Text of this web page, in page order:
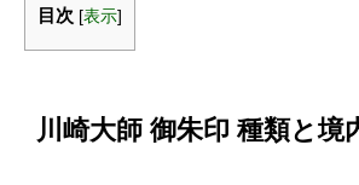
目次 [表示]
川崎大師 御朱印 種類と境